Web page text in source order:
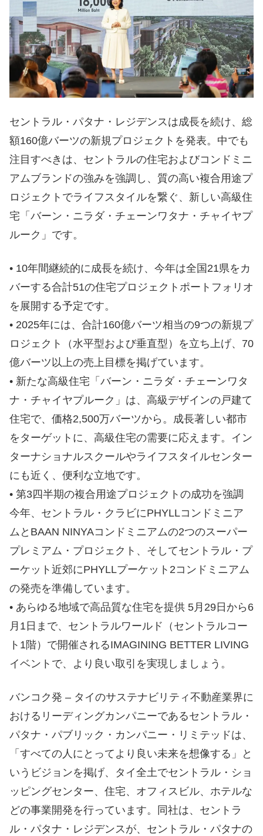
セントラル・パタナ・レジデンスは成長を続け、総
額160億バーツの新規プロジェクトを発表。中でも
注目すべきは、セントラルの住宅およびコンドミニ
アムブランドの強みを強調し、質の高い複合用途プ
ロジェクトでライフスタイルを繋ぐ、新しい高級住
宅「バーン・ニラダ・チェーンワタナ・チャイヤプ
ルーク」です。
• 10年間継続的に成長を続け、今年は全国21県をカ
バーする合計51の住宅プロジェクトポートフォリオ
を展開する予定です。
• 2025年には、合計160億バーツ相当の9つの新規プ
ロジェクト（水平型および垂直型）を立ち上げ、70
億バーツ以上の売上目標を掲げています。
• 新たな高級住宅「バーン・ニラダ・チェーンワタ
ナ・チャイヤプルーク」は、高級デザインの戸建て
住宅で、価格2,500万バーツから。成長著しい都市
をターゲットに、高級住宅の需要に応えます。イン
ターナショナルスクールやライフスタイルセンター
にも近く、便利な立地です。
• 第3四半期の複合用途プロジェクトの成功を強調
今年、セントラル・クラビにPHYLLコンドミニア
ムとBAAN NINYAコンドミニアムの2つのスーパー
プレミアム・プロジェクト、そしてセントラル・プ
ーケット近郊にPHYLLプーケット2コンドミニアム
の発売を準備しています。
• あらゆる地域で高品質な住宅を提供 5月29日から6
月1日まで、セントラルワールド（セントラルコー
ト1階）で開催されるIMAGINING BETTER LIVING
イベントで、より良い取引を実現しましょう。
バンコク発 – タイのサステナビリティ不動産業界に
おけるリーディングカンパニーであるセントラル・
パタナ・パブリック・カンパニー・リミテッドは、
「すべての人にとってより良い未来を想像する」と
いうビジョンを掲げ、タイ全土でセントラル・ショ
ッピングセンター、住宅、オフィスビル、ホテルな
どの事業開発を行っています。同社は、セントラ
ル・パタナ・レジデンスが、セントラル・パタナの